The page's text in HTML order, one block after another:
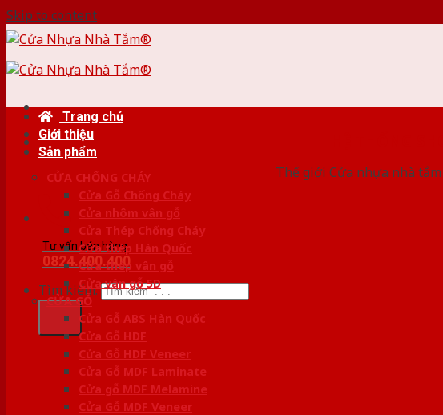
Skip to content
Thế giới Cửa nhựa nhà
Tư vấn bán hàng
0824.400.400
Tìm kiếm:
Trang chủ
Giới thiệu
Sản phẩm
CỬA CHỐNG CHÁY
Cửa Gỗ Chống Cháy
Cửa nhôm vân gỗ
Cửa Thép Chống Cháy
Cửa thép Hàn Quốc
Cửa thép vân gỗ
Cửa vân gỗ 5D
CỬA GỖ
Cửa Gỗ ABS Hàn Quốc
Cửa Gỗ HDF
Cửa Gỗ HDF Veneer
Cửa Gỗ MDF Laminate
Cửa gỗ MDF Melamine
Cửa Gỗ MDF Veneer